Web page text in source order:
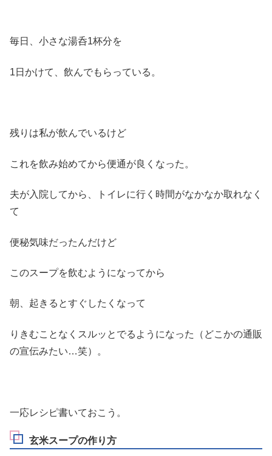
毎日、小さな湯呑1杯分を
1日かけて、飲んでもらっている。
残りは私が飲んでいるけど
これを飲み始めてから便通が良くなった。
夫が入院してから、トイレに行く時間がなかなか取れなく
て
便秘気味だったんだけど
このスープを飲むようになってから
朝、起きるとすぐしたくなって
りきむことなくスルッとでるようになった（どこかの通販
の宣伝みたい…笑）。
一応レシピ書いておこう。
玄米スープの作り方